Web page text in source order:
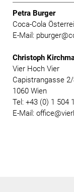
Petra Burger
Coca-Cola
E-Mail:
Christoph
Vier Hoch Vier
Capistrangasse
1060 Wien
Tel: +43 (0) 1 504
E-Mail: